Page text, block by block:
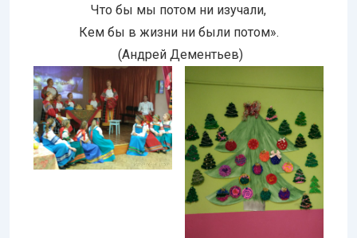
Что бы мы потом ни изучали,
Кем бы в жизни ни были потом».
(Андрей Дементьев)